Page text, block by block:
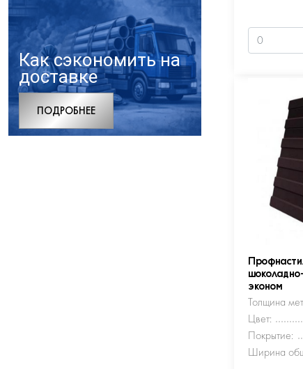
Как сэкономить на
доставке
ПОДРОБНЕЕ
эконом
Толщина
Цвет:
Покрытие:
Ширина